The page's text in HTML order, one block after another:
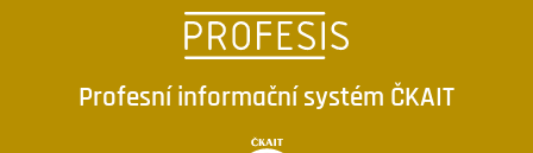
Profesní informační systém ČKAIT